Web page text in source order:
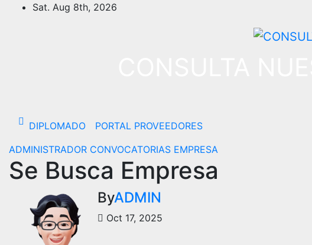
Sat. Aug 8th, 2026
DIPLOMADO
PORTAL PROVEEDORES
ADMINISTRADOR CONVOCATORIAS EMPRESA
Se Busca Empresa
ByADMIN
Oct 17, 2025